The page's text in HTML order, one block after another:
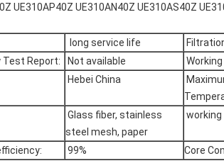
UE310AP40Z UE310AN40Z UE310AS40Z
long service life
Test Report:
Not available
Hebei China
Glass fiber, stainless
steel mesh, paper
99% Core